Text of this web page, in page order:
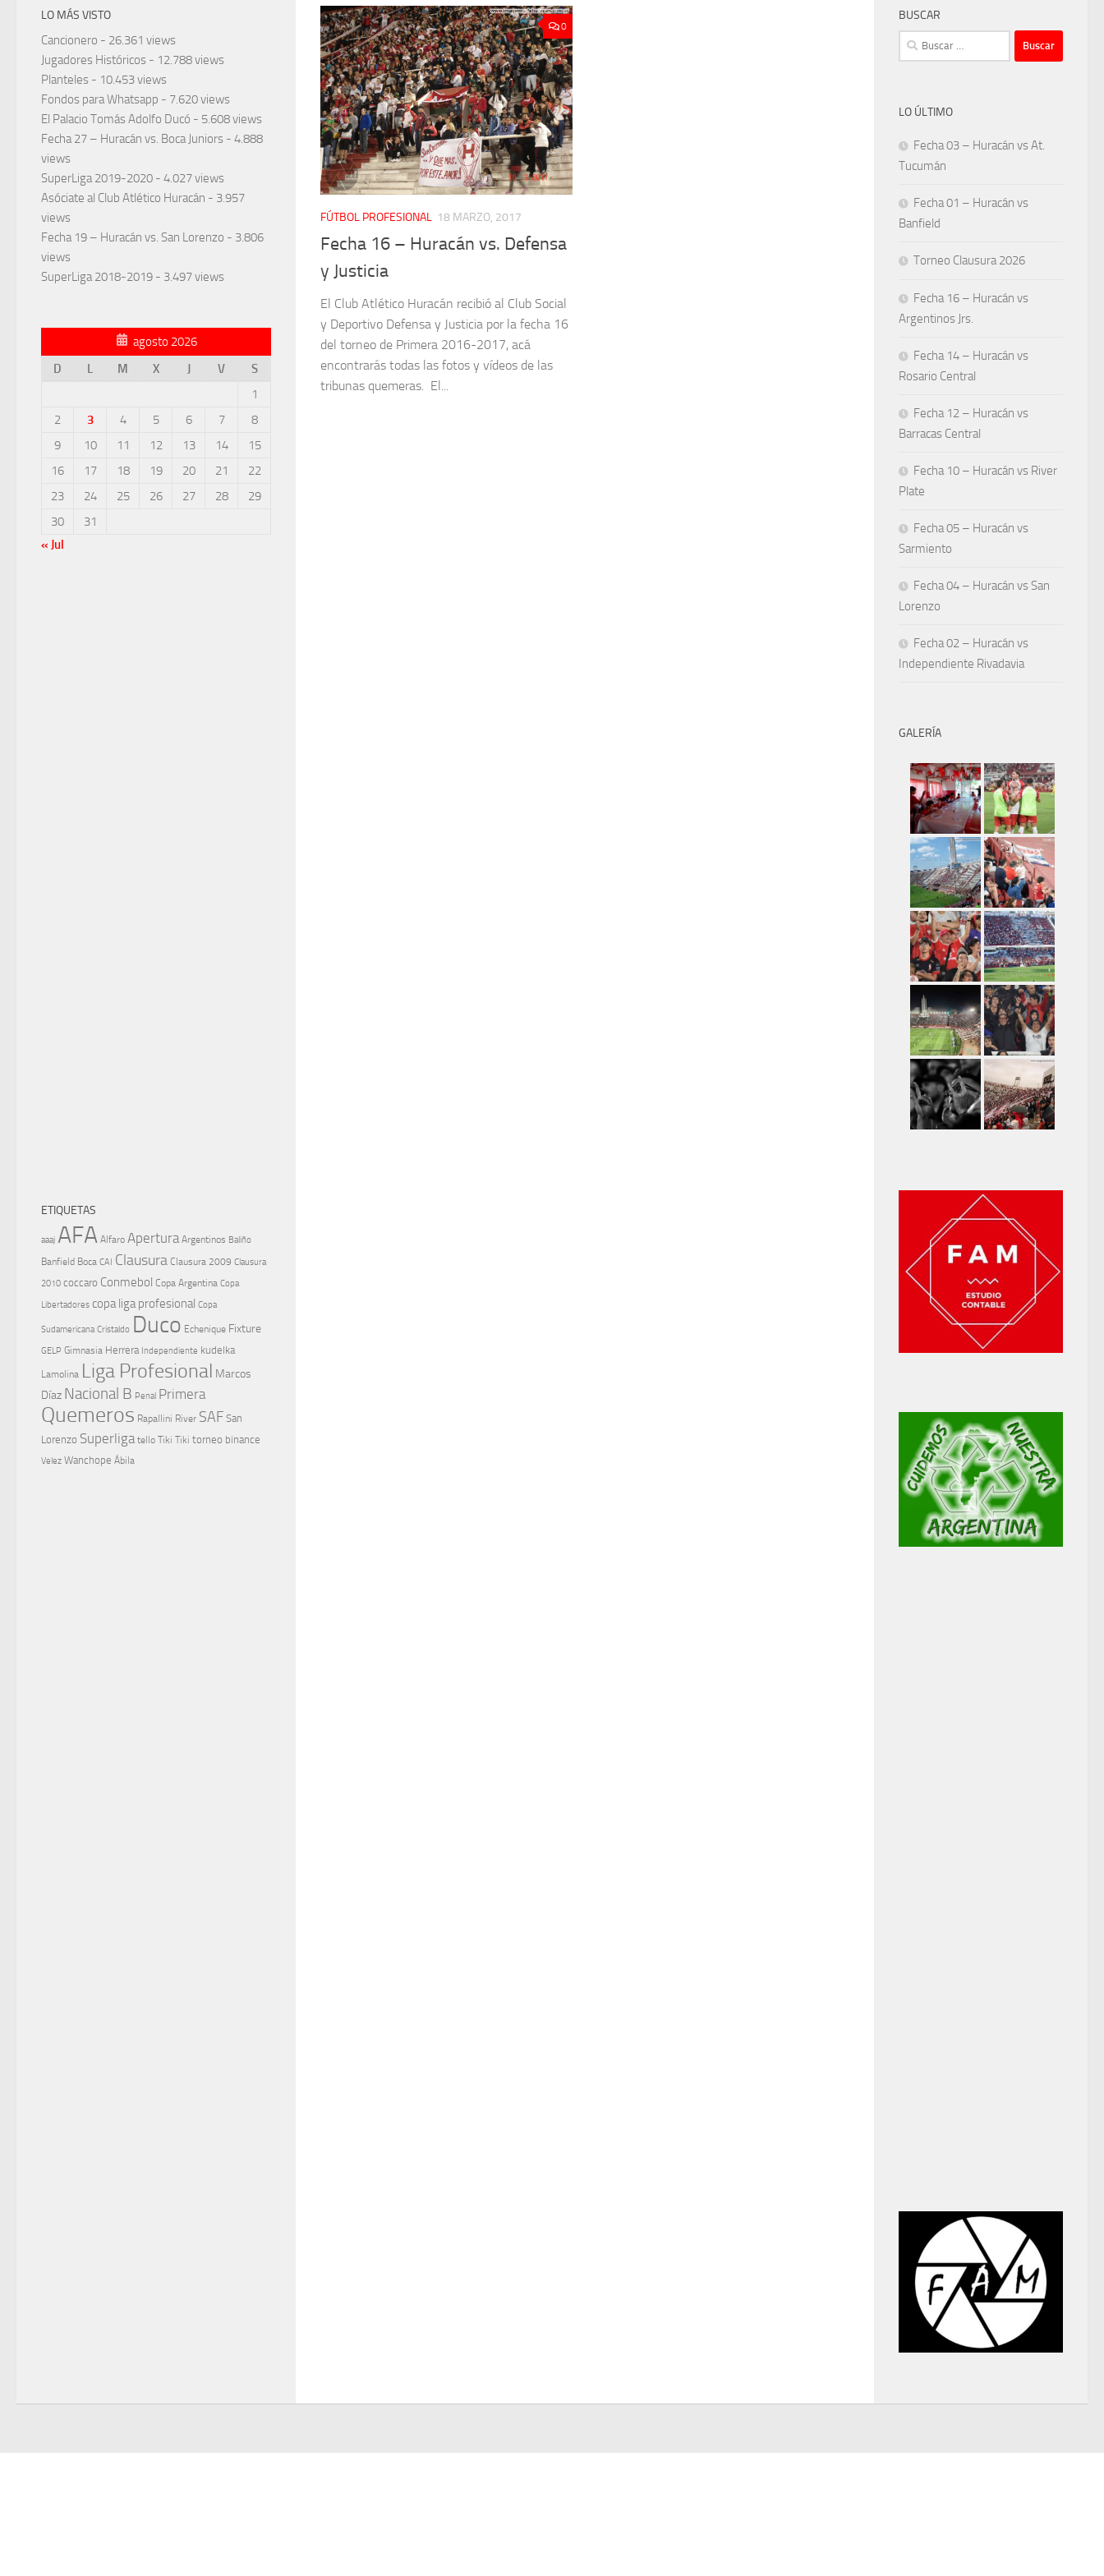
0
FÚTBOL PROFESIONAL 18 MARZO, 2017
Fecha 16 – Huracán vs. Defensa
y Justicia
El Club Atlético Huracán recibió al Club Social
y Deportivo Defensa y Justicia por la fecha 16
del torneo de Primera 2016-2017, acá
encontrarás todas las fotos y vídeos de las
tribunas quemeras. El...
LO MÁS VISTO
Cancionero - 26.361 views
Jugadores Históricos - 12.788 views
Planteles - 10.453 views
Fondos para Whatsapp - 7.620 views
El Palacio Tomás Adolfo Ducó - 5.608 views
Fecha 27 – Huracán vs. Boca Juniors - 4.888
views
SuperLiga 2019-2020 - 4.027 views
Asóciate al Club Atlético Huracán - 3.957
views
Fecha 19 – Huracán vs. San Lorenzo - 3.806
views
SuperLiga 2018-2019 - 3.497 views
agosto 2026
D
L M X J V
S
1
2
3 4 5 6 7
8
9
10 11 12 13 14
15
16
17 18 19 20 21
22
23
24 25 26 27 28
29
30
31
« Jul
ETIQUETAS
aaaj AFA Alfaro Apertura Argentinos Baliño
Banfield Boca CAI Clausura Clausura 2009 Clausura
2010 coccaro Conmebol Copa Argentina Copa
Libertadores copa liga profesional Copa
Sudamericana Cristaldo Duco Echenique Fixture
GELP Gimnasia Herrera Independiente kudelka
Lamolina Liga Profesional Marcos
Díaz Nacional B Penal Primera
Quemeros Rapallini River SAF San
Lorenzo Superliga tello Tiki Tiki torneo binance
Velez Wanchope Ábila
BUSCAR
Buscar:
LO ÚLTIMO
Fecha 03 – Huracán vs At.
Tucumán
Fecha 01 – Huracán vs
Banfield
Torneo Clausura 2026
Fecha 16 – Huracán vs
Argentinos Jrs.
Fecha 14 – Huracán vs
Rosario Central
Fecha 12 – Huracán vs
Barracas Central
Fecha 10 – Huracán vs River
Plate
Fecha 05 – Huracán vs
Sarmiento
Fecha 04 – Huracán vs San
Lorenzo
Fecha 02 – Huracán vs
Independiente Rivadavia
GALERÍA